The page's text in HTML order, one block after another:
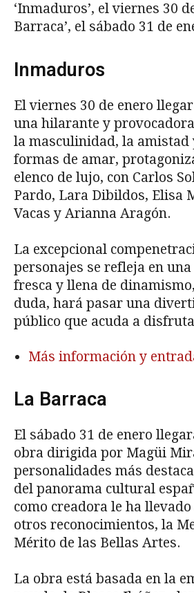
‘Inmaduros’, el viernes 30
Barraca’, el sábado 31 de
Inmaduros
El viernes 30 de enero
una hilarante y
la masculinidad, la amistad
formas de amar,
elenco de lujo, con Carlos
Pardo, Lara Dibildos, Elisa
Vacas y Arianna Aragón.
La excepcional
personajes se refleja en
fresca y llena de
duda, hará pasar una
público que acuda a
Más información y
La Barraca
El sábado 31 de enero
obra dirigida por Magüi
personalidades más
del panorama cultural
como creadora le ha
otros reconocimientos, la
Mérito de las Bellas Artes.
La obra está basada en la